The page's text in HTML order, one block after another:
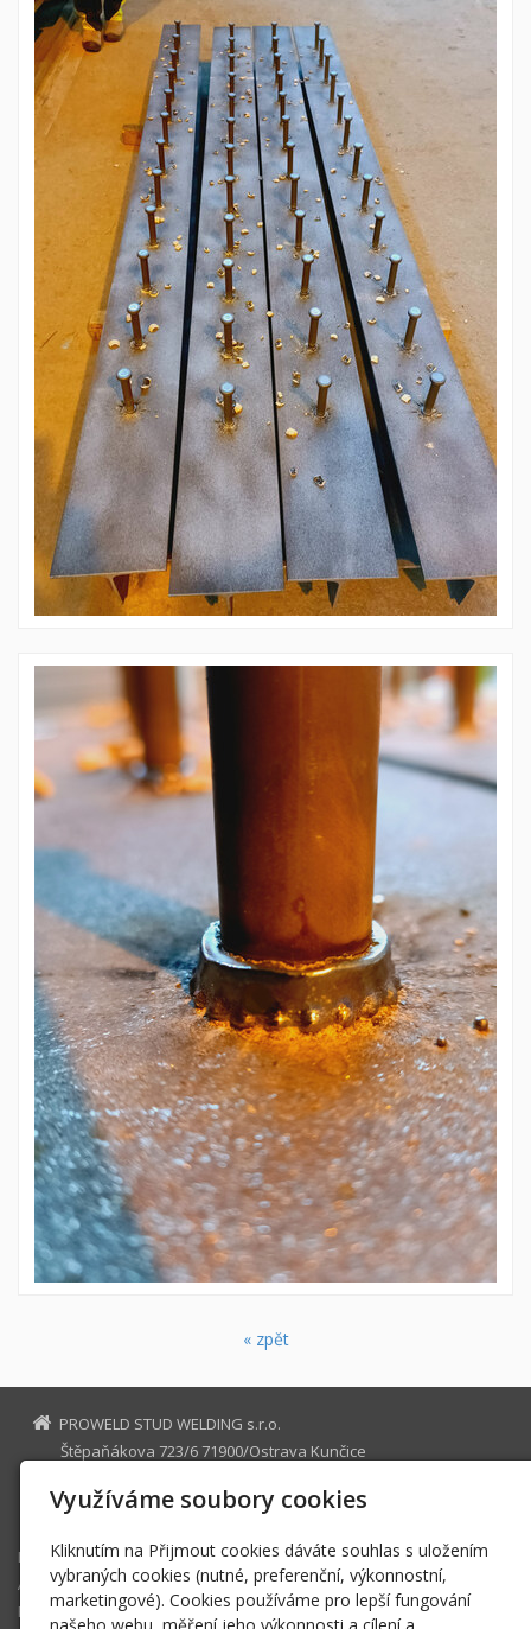
« zpět
PROWELD STUD WELDING s.r.o.
Štěpaňákova 723/6 71900/Ostrava Kunčice
proweld@proweld.cz
+420737920600 +420603491549 +420733686684
Hlavní stránka
AKTUAL/28.KT/2026 NEW!!!
Produkty
Využíváme soubory cookies
Kliknutím na Přijmout cookies dáváte souhlas s uložením
vybraných cookies (nutné, preferenční, výkonnostní,
marketingové). Cookies používáme pro lepší fungování